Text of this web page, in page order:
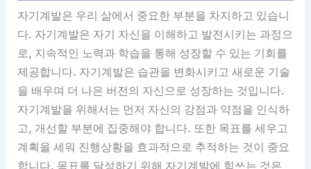
자기계발은 우리 삶에서 중요한 부분을 차지하고 있습니
다. 자기계발은 자기 자신을 이해하고 발전시키는 과정으
로, 지속적인 노력과 학습을 통해 성장할 수 있는 기회를
제공합니다. 자기계발은 습관을 변화시키고 새로운 기술
을 배우며 더 나은 버전의 자신으로 성장하는 것입니다.
자기계발을 위해서는 먼저 자신의 강점과 약점을 인식하
고, 개선할 부분에 집중해야 합니다. 또한 목표를 세우고
계획을 세워 진행상황을 효과적으로 추적하는 것이 중요
합니다. 목표를 달성하기 위해 자기계발에 힘쓰는 것은